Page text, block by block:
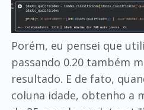
Porém, eu pensei que
passando 0.20 também
resultado. E de fato,
coluna idade, obtenho a